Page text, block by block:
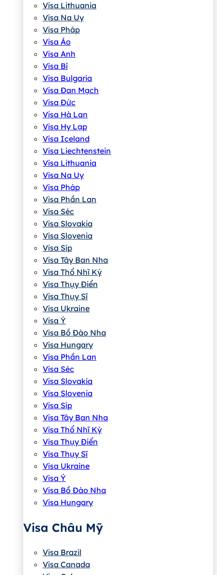
Visa Lithuania
Visa Na Uy
Visa Pháp
Visa Áo
Visa Anh
Visa Bỉ
Visa Bulgaria
Visa Đan Mạch
Visa Đức
Visa Hà Lan
Visa Hy Lạp
Visa Iceland
Visa Liechtenstein
Visa Lithuania
Visa Na Uy
Visa Pháp
Visa Phần Lan
Visa Séc
Visa Slovakia
Visa Slovenia
Visa Síp
Visa Tây Ban Nha
Visa Thổ Nhĩ Kỳ
Visa Thụy Điển
Visa Thụy Sĩ
Visa Ukraine
Visa Ý
Visa Bồ Đào Nha
Visa Hungary
Visa Phần Lan
Visa Séc
Visa Slovakia
Visa Slovenia
Visa Síp
Visa Tây Ban Nha
Visa Thổ Nhĩ Kỳ
Visa Thụy Điển
Visa Thụy Sĩ
Visa Ukraine
Visa Ý
Visa Bồ Đào Nha
Visa Hungary
Visa Châu Mỹ
Visa Brazil
Visa Canada